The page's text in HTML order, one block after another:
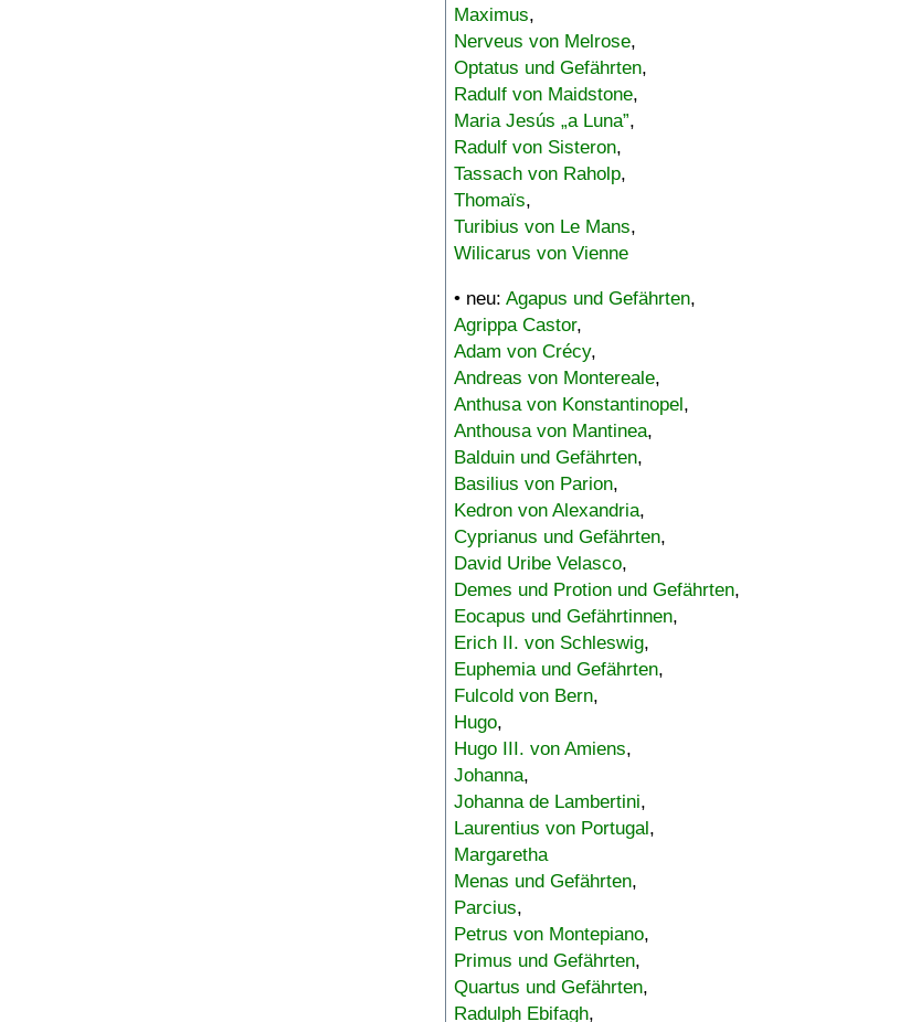
Maximus,
Nerveus von Melrose,
Optatus und Gefährten,
Radulf von Maidstone,
Maria Jesús „a Luna”,
Radulf von Sisteron,
Tassach von Raholp,
Thomaïs,
Turibius von Le Mans,
Wilicarus von Vienne
• neu: Agapus und Gefährten,
Agrippa Castor,
Adam von Crécy,
Andreas von Montereale,
Anthusa von Konstantinopel,
Anthousa von Mantinea,
Balduin und Gefährten,
Basilius von Parion,
Kedron von Alexandria,
Cyprianus und Gefährten,
David Uribe Velasco,
Demes und Protion und Gefährten,
Eocapus und Gefährtinnen,
Erich II. von Schleswig,
Euphemia und Gefährten,
Fulcold von Bern,
Hugo,
Hugo III. von Amiens,
Johanna,
Johanna de Lambertini,
Laurentius von Portugal,
Margaretha
Menas und Gefährten,
Parcius,
Petrus von Montepiano,
Primus und Gefährten,
Quartus und Gefährten,
Radulph Ebifagh,